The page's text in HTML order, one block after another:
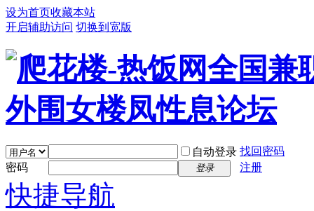
设为首页收藏本站
开启辅助访问 切换到宽版
自动登录 找回密码
密码
登录 注册
快捷导航